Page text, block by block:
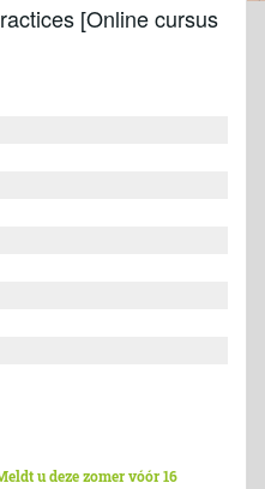
[Online cursus
u deze zomer vóór 16